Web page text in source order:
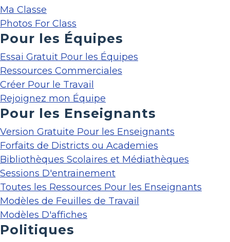
Ma Classe
Photos For Class
Pour les Équipes
Essai Gratuit Pour les Équipes
Ressources Commerciales
Créer Pour le Travail
Rejoignez mon Équipe
Pour les Enseignants
Version Gratuite Pour les Enseignants
Forfaits de Districts ou Academies
Bibliothèques Scolaires et Médiathèques
Sessions D'entrainement
Toutes les Ressources Pour les Enseignants
Modèles de Feuilles de Travail
Modèles D'affiches
Politiques